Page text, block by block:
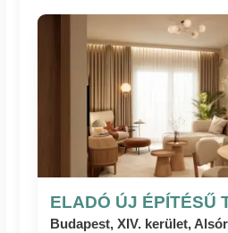
ELADÓ ÚJ ÉPÍTÉSŰ
Budapest, XIV. kerület,